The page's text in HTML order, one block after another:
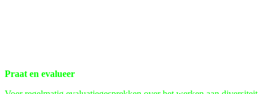
Praat en evalueer